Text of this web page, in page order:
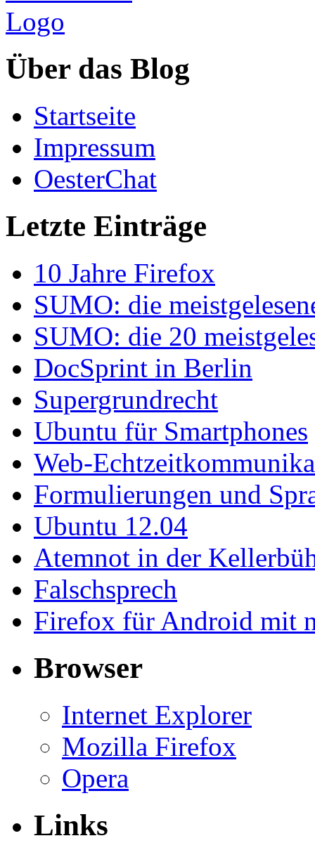
Über das Blog
Startseite
Impressum
OesterChat
Letzte Einträge
10 Jahre Firefox
SUMO: die
SUMO: die 20
DocSprint in Berlin
Supergrundrecht
Ubuntu für Smartphones
Web-
Formulierungen und
Ubuntu 12.04
Atemnot in der
Falschsprech
Firefox für Android mit
Browser
Internet Explorer
Mozilla Firefox
Opera
Links